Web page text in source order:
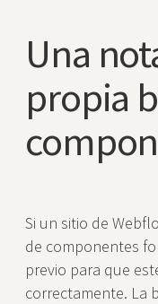
Una
propia
Si un sitio de
de componentes
previo para que
correctamente. La